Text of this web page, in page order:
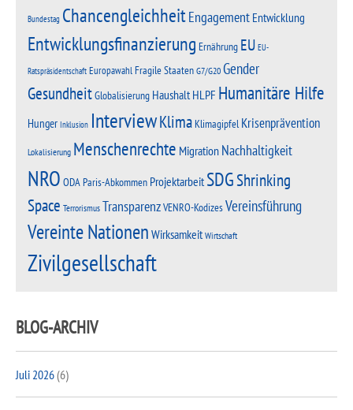
Bundestag ChancengleichheitEngagement Entwicklung
Entwicklungsfinanzierung Ernährung EU EU-
Ratspräsidentschaft EuropawahlFragile StaatenG7/G20Gender
GesundheitGlobalisierung HaushaltHLPF Humanitäre Hilfe
Hunger Inklusion InterviewKlimaKlimagipfel Krisenprävention
Lokalisierung Menschenrechte Migration Nachhaltigkeit
NRO ODAParis-Abkommen ProjektarbeitSDGShrinking
Space TerrorismusTransparenzVENRO-KodizesVereinsführung
Vereinte Nationen Wirksamkeit Wirtschaft
Zivilgesellschaft
BLOG-ARCHIV
Juli 2026(6)